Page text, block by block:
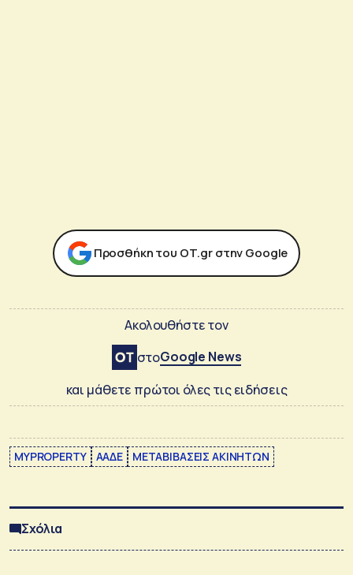
Προσθήκη του ΟΤ.gr στην Google
Ακολουθήστε τον
στοGoogle News
και μάθετε πρώτοι όλες τις ειδήσεις
MYPROPERTY ΑΑΔΕ ΜΕΤΑΒΙΒΑΣΕΙΣ ΑΚΙΝΗΤΩΝ
Σχόλια